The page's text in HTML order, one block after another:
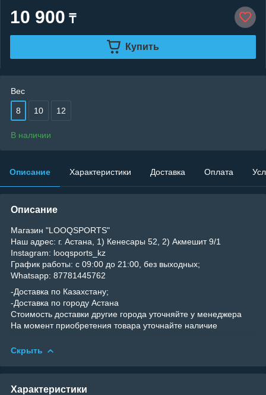
10 900 ₸
Купить
Вес
8 10 12
В наличии
Описание Характеристики Доставка Оплата
Описание
Магазин "LOOQSPORTS"
Наш адрес: г. Астана, 1) Кенесары 52, 2) Акмешит 9/1
Instagram: looqsports_kz
График работы: с 09:00 до 21:00, без выходных;
Whatsapp: 87781445762
-Доставка по Казахстану;
-Доставка по городу Астана
Стоимость доставки другие города уточняйте у менеджера
На момент приобретения товара уточнайте наличие
Скрыть
Характеристики